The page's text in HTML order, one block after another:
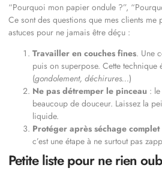
“Pourquoi mon papier ondule ?”,
Ce sont des questions que mes clients me
astuces pour ne jamais être déçu :
Travailler en couches fines. Une
puis on superpose. Cette technique
(gondolement, déchirures…)
Ne pas détremper le pinceau : le
beaucoup de douceur. Laissez la
liquide.
Protéger après séchage complet
c’est une étape à ne surtout pas
Petite liste pour ne rien